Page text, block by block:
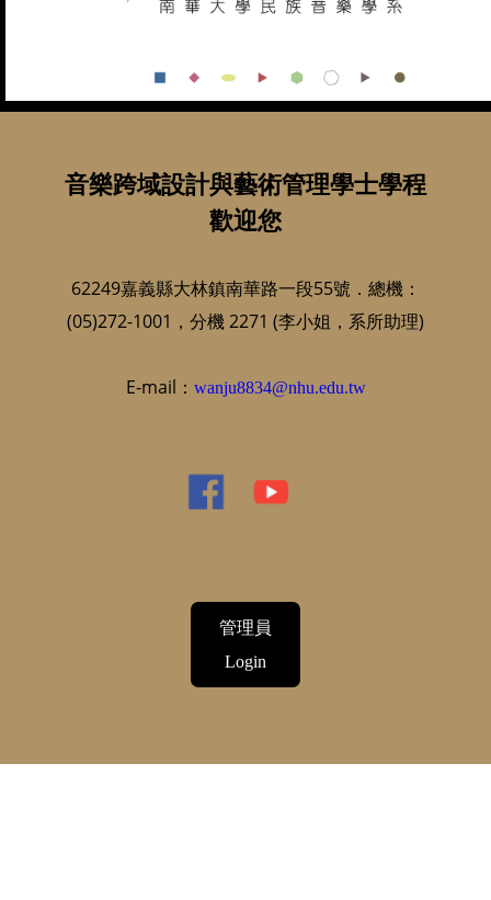
音樂跨域設計與藝術管理學士學程
歡迎您
62249嘉義縣大林鎮南華路一段55號．總機：
(05)272-1001，分機 2271 (李小姐，系所助理)
E-mail： wanju8834@nhu.edu.tw
管理員
Login